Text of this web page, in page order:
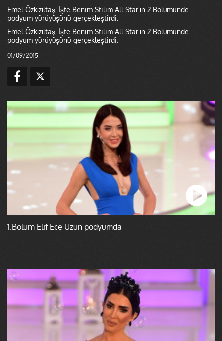
Emel Özkızıltaş, İşte Benim Stilim All Star'ın 2.Bölümünde
podyum yürüyüşünü gerçekleştirdi.
Emel Özkızıltaş, İşte Benim Stilim All Star'ın 2.Bölümünde
podyum yürüyüşünü gerçekleştirdi.
01/09/2015
1.Bölüm Elif Ece Uzun podyumda